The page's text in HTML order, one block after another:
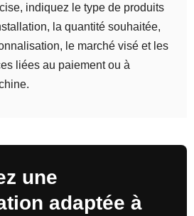
indiquez le type de produits
la quantité souhaitée,
le marché visé et les
liées au paiement ou à
une
adaptée à